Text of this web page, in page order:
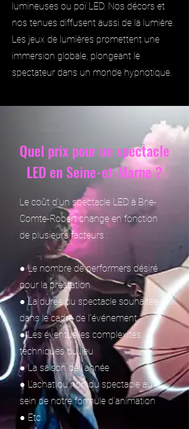
lumineuses ou poï LED. Nos décors et
nos tenues diffusent aussi de la lumière.
Les jeux de lumières promettent une
immersion globale, plongeant le
spectateur dans un monde hypnotique.
Quel prix pour un spectacle
LED en Seine-et-Marne ?
Le coût d’un spectacle LED à Brie-
Comte-Robert change en fonction
de plusieurs facteurs :
● Le nombre de performers désiré
pour la prestation
● La durée du spectacle souhaitée
dans le cadre de l’événement
● Les éventuelles complexités
techniques du lieu
● La saison de l’année
● L’achat ou non du spectacle au
sein de notre formule d’animation
● Etc.